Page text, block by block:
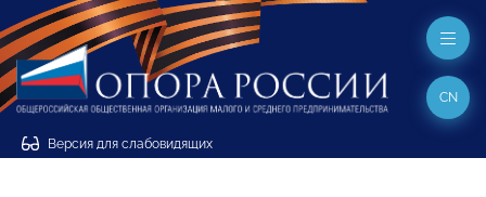
Версия для слабовидящих
CN